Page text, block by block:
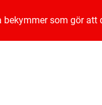
som gör att